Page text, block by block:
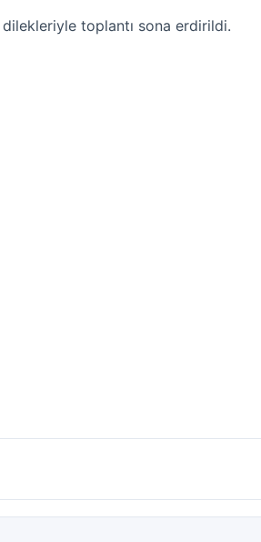
dilekleriyle toplantı sona erdirildi.